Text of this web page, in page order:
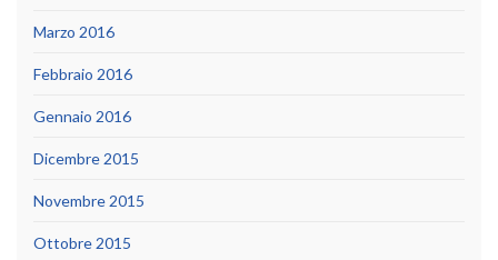
Marzo 2016
Febbraio 2016
Gennaio 2016
Dicembre 2015
Novembre 2015
Ottobre 2015